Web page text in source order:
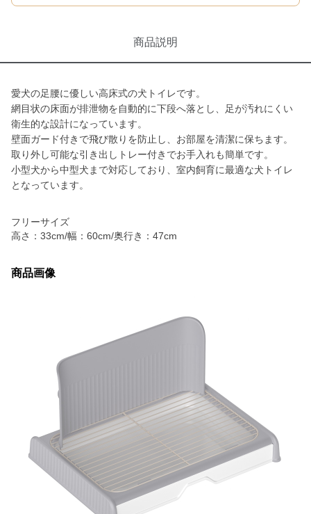
商品説明
愛犬の足腰に優しい高床式の犬トイレです。
網目状の床面が排泄物を自動的に下段へ落とし、足が汚れにくい
衛生的な設計になっています。
壁面ガード付きで飛び散りを防止し、お部屋を清潔に保ちます。
取り外し可能な引き出しトレー付きでお手入れも簡単です。
小型犬から中型犬まで対応しており、室内飼育に最適な犬トイレ
となっています。
フリーサイズ
高さ：33cm/幅：60cm/奥行き：47cm
商品画像